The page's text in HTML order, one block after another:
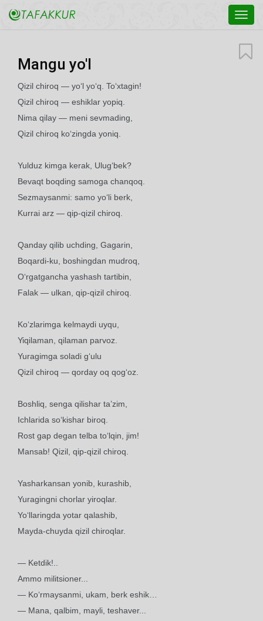
Mangu yo'l
Qizil chiroq — yo‘l yo‘q. To‘xtagin!
Qizil chiroq — eshiklar yopiq.
Nima qilay — meni sevmading,
Qizil chiroq ko‘zingda yoniq.
Yulduz kimga kerak, Ulug‘bek?
Bevaqt boqding samoga chanqoq.
Sezmaysanmi: samo yo‘li berk,
Kurrai arz — qip-qizil chiroq.
Qanday qilib uchding, Gagarin,
Boqardi-ku, boshingdan mudroq,
O‘rgatgancha yashash tartibin,
Falak — ulkan, qip-qizil chiroq.
Ko‘zlarimga kelmaydi uyqu,
Yiqilaman, qilaman parvoz.
Yuragimga soladi g‘ulu
Qizil chiroq — qorday oq qog‘oz.
Boshliq, senga qilishar ta’zim,
Ichlarida so‘kishar biroq.
Rost gap degan telba to‘lqin, jim!
Mansab! Qizil, qip-qizil chiroq.
Yasharkansan yonib, kurashib,
Yuragingni chorlar yiroqlar.
Yo‘llaringda yotar qalashib,
Mayda-chuyda qizil chiroqlar.
— Ketdik!..
Ammo militsioner...
— Ko‘rmaysanmi, ukam, berk eshik…
— Mana, qalbim, mayli, teshaver...